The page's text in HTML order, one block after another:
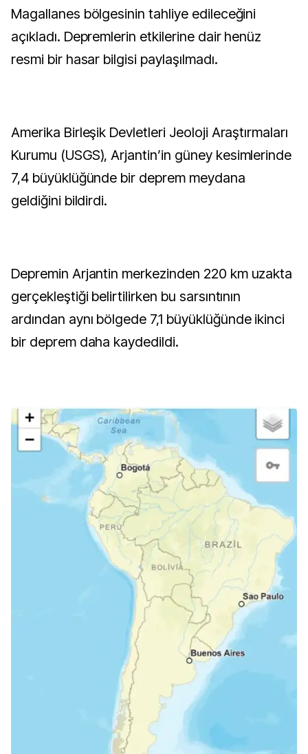
Magallanes bölgesinin tahliye edileceğini
açıkladı. Depremlerin etkilerine dair henüz
resmi bir hasar bilgisi paylaşılmadı.
Amerika Birleşik Devletleri Jeoloji Araştırmaları
Kurumu (USGS), Arjantin’in güney kesimlerinde
7,4 büyüklüğünde bir deprem meydana
geldiğini bildirdi.
Depremin Arjantin merkezinden 220 km uzakta
gerçekleştiği belirtilirken bu sarsıntının
ardından aynı bölgede 7,1 büyüklüğünde ikinci
bir deprem daha kaydedildi.